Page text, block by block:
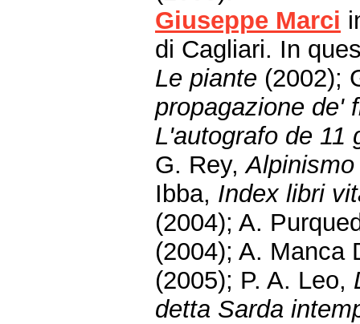
Giuseppe Marci
di Cagliari. In
Le piante (2002);
propagazione de'
L'autografo de 11
G. Rey,
Ibba, Index libri
(2004); A.
(2004); A. Manca
(2005); P. A. Leo,
detta Sarda